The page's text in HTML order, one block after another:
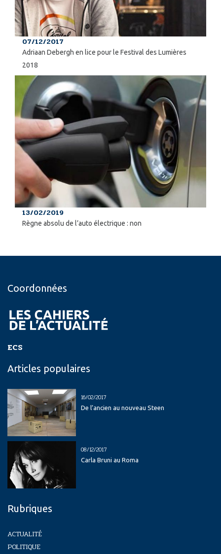
07/12/2017
Adriaan Debergh en lice pour le Festival des Lumières
2018
13/02/2019
Règne absolu de l’auto électrique : non
Coordonnées
ECS
Articles populaires
16/02/2017
De l’ancien au nouveau Steen
08/12/2017
Carla Bruni au Roma
Rubriques
ACTUALITÉ
POLITIQUE